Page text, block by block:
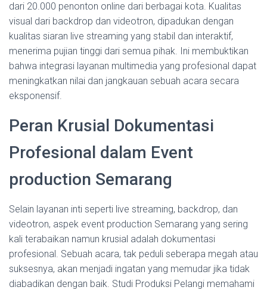
dari 20.000 penonton online dari berbagai kota. Kualitas
visual dari backdrop dan videotron, dipadukan dengan
kualitas siaran live streaming yang stabil dan interaktif,
menerima pujian tinggi dari semua pihak. Ini membuktikan
bahwa integrasi layanan multimedia yang profesional dapat
meningkatkan nilai dan jangkauan sebuah acara secara
eksponensif.
Peran Krusial Dokumentasi
Profesional dalam Event
production Semarang
Selain layanan inti seperti live streaming, backdrop, dan
videotron, aspek event production Semarang yang sering
kali terabaikan namun krusial adalah dokumentasi
profesional. Sebuah acara, tak peduli seberapa megah atau
suksesnya, akan menjadi ingatan yang memudar jika tidak
diabadikan dengan baik. Studi Produksi Pelangi memahami